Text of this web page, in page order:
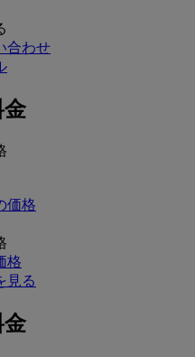
合わせ
価格
格
見る